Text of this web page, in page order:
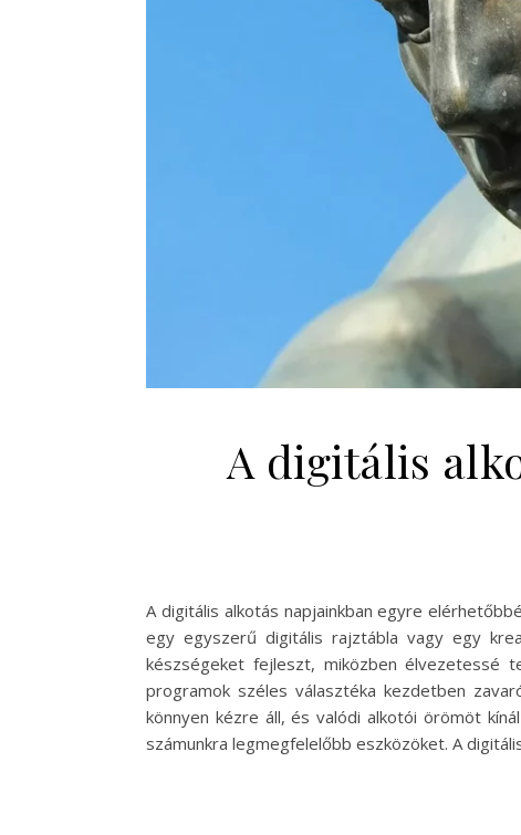
A digitális
A digitális alkotás napjainkban egyre
egy egyszerű digitális rajztábla vagy egy
készségeket fejleszt, miközben élvezetessé
programok széles választéka kezdetben
könnyen kézre áll, és valódi alkotói örömöt
számunkra legmegfelelőbb eszközöket. A